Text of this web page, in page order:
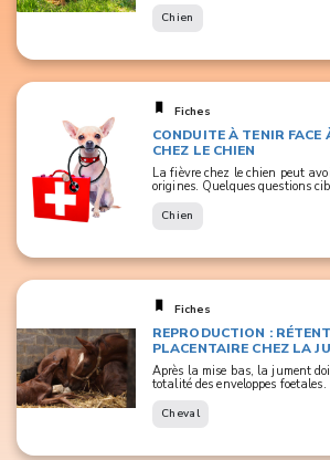
Chien
Fiches
CONDUITE À TENIR FACE
CHEZ LE CHIEN
La fièvre chez le chien peut
origines. Quelques questions
Chien
Fiches
REPRODUCTION :
PLACENTAIRE CHEZ LA
Après la mise bas, la jument
totalité des enveloppes foetales.
Cheval